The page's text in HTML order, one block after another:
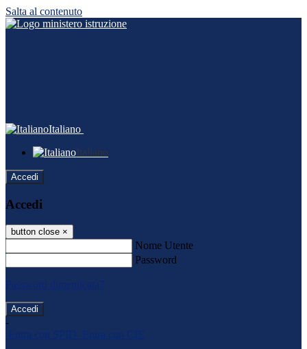
Salta al contenuto
Italiano
Italiano
Accedi
Accedi
button close ×
Nome Utente
Password
Password dimenticata?
-
Entra con SPID
Entra con CIE